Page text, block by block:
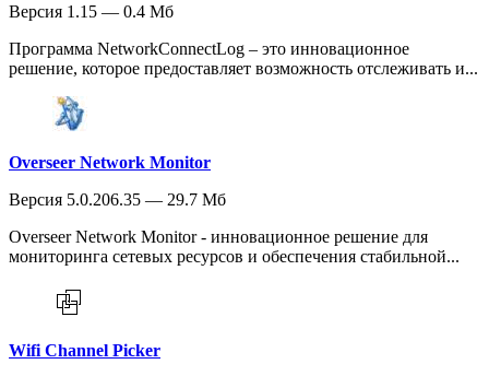
Версия 1.15 — 0.4 Мб
Программа NetworkConnectLog – это инновационное
решение, которое предоставляет возможность отслеживать и...
Overseer Network Monitor
Версия 5.0.206.35 — 29.7 Мб
Overseer Network Monitor - инновационное решение для
мониторинга сетевых ресурсов и обеспечения стабильной...
Wifi Channel Picker